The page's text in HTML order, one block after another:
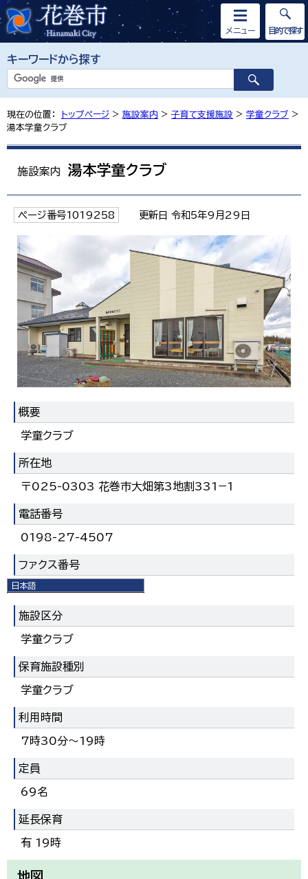
キーワードから探す
メニュー
日本語
English
한국어
简体中文
目的で探す
現在の位置： トップページ > 施設案内 > 子育て支援施設 > 学童クラブ >
湯本学童クラブ
施設案内 湯本学童クラブ
ページ番号1019258 更新日 令和5年9月29日
概要
学童クラブ
所在地
〒025-0303 花巻市大畑第3地割331−1
電話番号
0198-27-4507
ファクス番号
0198-29-4507
施設区分
学童クラブ
保育施設種別
学童クラブ
利用時間
7時30分～19時
定員
69名
延長保育
有 19時
地図